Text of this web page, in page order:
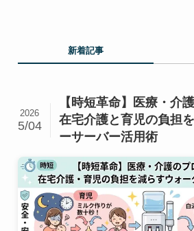
新着記事
【時短革命】医療・介
在宅介護と育児の負担
ーサーバー活用術
2026
5/04